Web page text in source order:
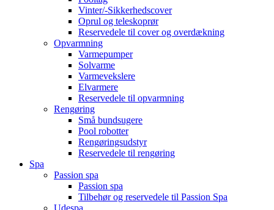
Vinter/-Sikkerhedscover
Oprul og teleskoprør
Reservedele til cover og overdækning
Opvarmning
Varmepumper
Solvarme
Varmevekslere
Elvarmere
Reservedele til opvarmning
Rengøring
Små bundsugere
Pool robotter
Rengøringsudstyr
Reservedele til rengøring
Spa
Passion spa
Passion spa
Tilbehør og reservedele til Passion Spa
Udespa